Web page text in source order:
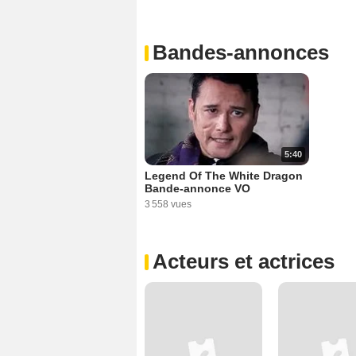
Bandes-annonces
5:40
Legend Of The White Dragon
Bande-annonce VO
3 558 vues
Acteurs et actrices